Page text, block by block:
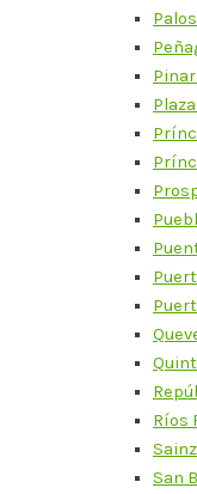
Ríos
San